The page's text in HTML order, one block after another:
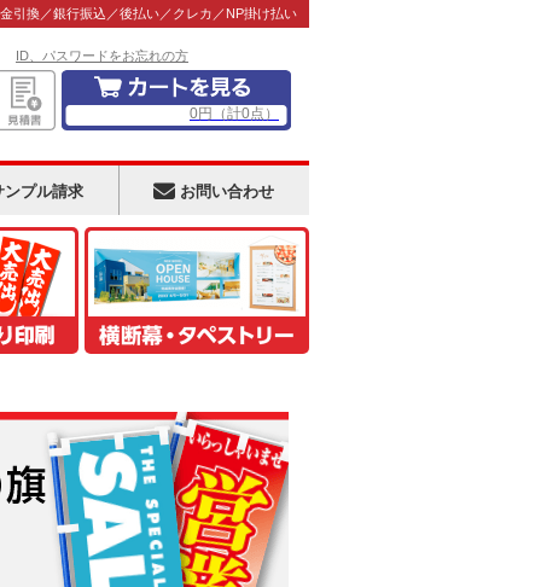
金引換／銀行振込／後払い／クレカ／NP掛け払い
ID、パスワードをお忘れの方
0円 （計0点）
プル請求 お問い合わせ